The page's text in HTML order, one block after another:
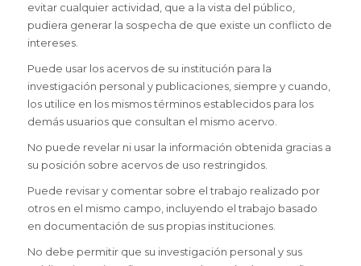
evitar cualquier actividad, que a la vista del público,
pudiera generar la sospecha de que existe un conflicto de
intereses.
Puede usar los acervos de su institución para la
investigación personal y publicaciones, siempre y cuando,
los utilice en los mismos términos establecidos para los
demás usuarios que consultan el mismo acervo.
No puede revelar ni usar la información obtenida gracias a
su posición sobre acervos de uso restringidos.
Puede revisar y comentar sobre el trabajo realizado por
otros en el mismo campo, incluyendo el trabajo basado
en documentación de sus propias instituciones.
No debe permitir que su investigación personal y sus